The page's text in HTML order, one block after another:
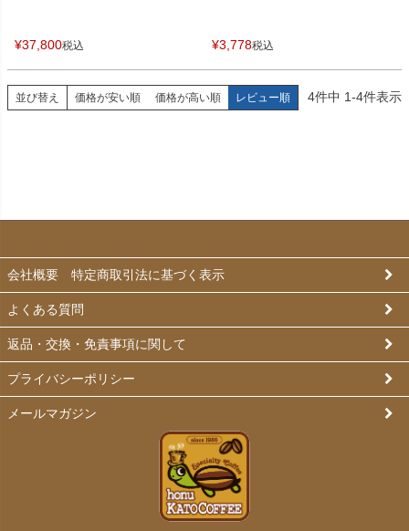
¥37,800税込 ¥3,778税込
並び替え 価格が安い順 価格が高い順 レビュー順 4件中 1-4件表示
会社概要 特定商取引法に基づく表示
よくある質問
返品・交換・免責事項に関して
プライバシーポリシー
メールマガジン